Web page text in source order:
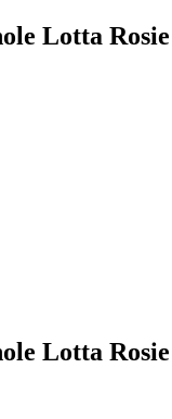
Lotta Rosie
Lotta Rosie